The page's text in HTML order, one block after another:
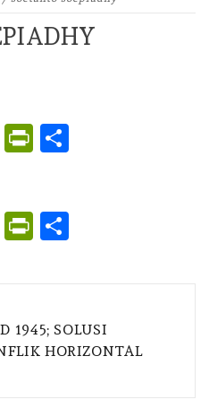
EmailPrintFriendly
EmailPrintFriendly
1945; SOLUSI
HORIZONTAL